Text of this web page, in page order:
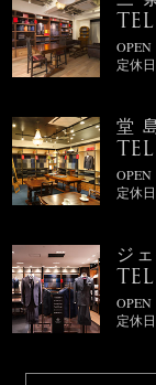
OPEN
定休
堂
OPEN
定休
ジ
OPEN
定休